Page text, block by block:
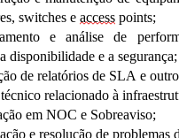
switches e access points;
e análise de
disponibilidade e a segurança;
de relatórios de SLA e
relacionado à
em NOC e Sobreaviso;
e resolução de problemas